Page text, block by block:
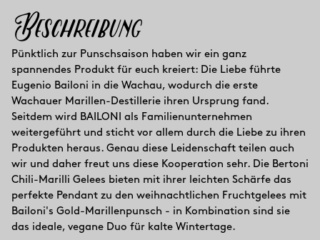
Beschreibung
Pünktlich zur Punschsaison haben wir ein ganz
spannendes Produkt für euch kreiert: Die Liebe führte
Eugenio Bailoni in die Wachau, wodurch die erste
Wachauer Marillen-Destillerie ihren Ursprung fand.
Seitdem wird BAILONI als Familienunternehmen
weitergeführt und sticht vor allem durch die Liebe zu ihren
Produkten heraus. Genau diese Leidenschaft teilen auch
wir und daher freut uns diese Kooperation sehr. Die Bertoni
Chili-Marilli Gelees bieten mit ihrer leichten Schärfe das
perfekte Pendant zu den weihnachtlichen Fruchtgelees mit
Bailoni's Gold-Marillenpunsch - in Kombination sind sie
das ideale, vegane Duo für kalte Wintertage.